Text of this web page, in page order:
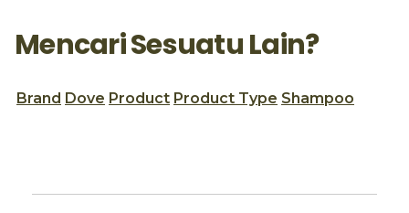
Mencari Sesuatu Lain?
Brand Dove Product Product Type Shampoo